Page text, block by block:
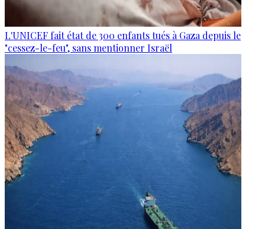
L'UNICEF fait état de 300 enfants tués à Gaza depuis le
"cessez-le-feu", sans mentionner Israël